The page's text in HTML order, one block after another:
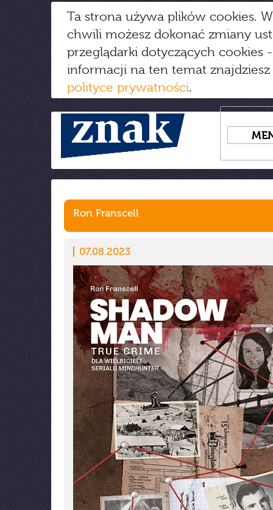
Ta strona używa plików cookies.
chwili możesz dokonać zmiany
przeglądarki dotyczących cookies
informacji na ten temat
polityce prywatności.
Ron Franscell
07.08.2023